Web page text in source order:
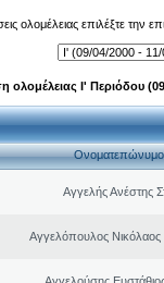
ολομέλειας επιλέξτε την
ολομέλειας Ι' Περιόδου
Ονοματεπώνυμο
Αγγελής Ανέστης
Αγγελόπουλος Νικόλαος